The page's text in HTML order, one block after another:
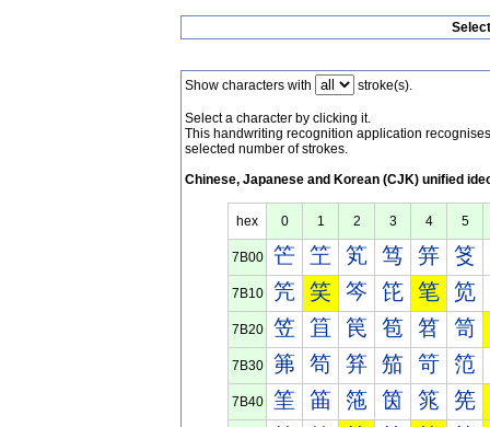
Show characters with stroke(s).
Select a character by clicking it.
This handwriting recognition application
selected number of strokes.
Chinese, Japanese and Korean (CJK) unified
hex 0 1 2 3 4 5
7B00 笀 笁 笂 笃 笄 笅
7B10 笐 笑 笒 笓 笔 笕
7B20 笠 笡 笢 笣 笤 笥
7B30 笰 笱 笲 笳 笴 笵
7B40 筀 筁 筂 筃 筄 筅